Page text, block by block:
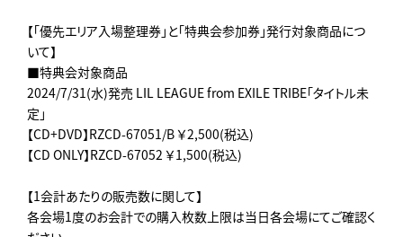
【「優先エリア入場整理券」と「特典会参加券」発行対象商品につ
いて】
■特典会対象商品
2024/7/31(水)発売 LIL LEAGUE from EXILE TRIBE「タイトル未
定」
【CD+DVD】RZCD-67051/B ￥2,500(税込)
【CD ONLY】RZCD-67052 ￥1,500(税込)
【1会計あたりの販売数に関して】
各会場1度のお会計での購入枚数上限は当日各会場にてご確認く